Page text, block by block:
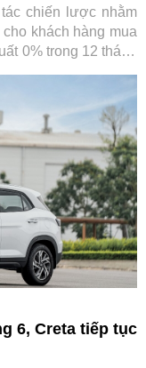
chiến lược nhằm
khách hàng mua
0% trong 12 tháng
Nam.
6, Creta tiếp tục